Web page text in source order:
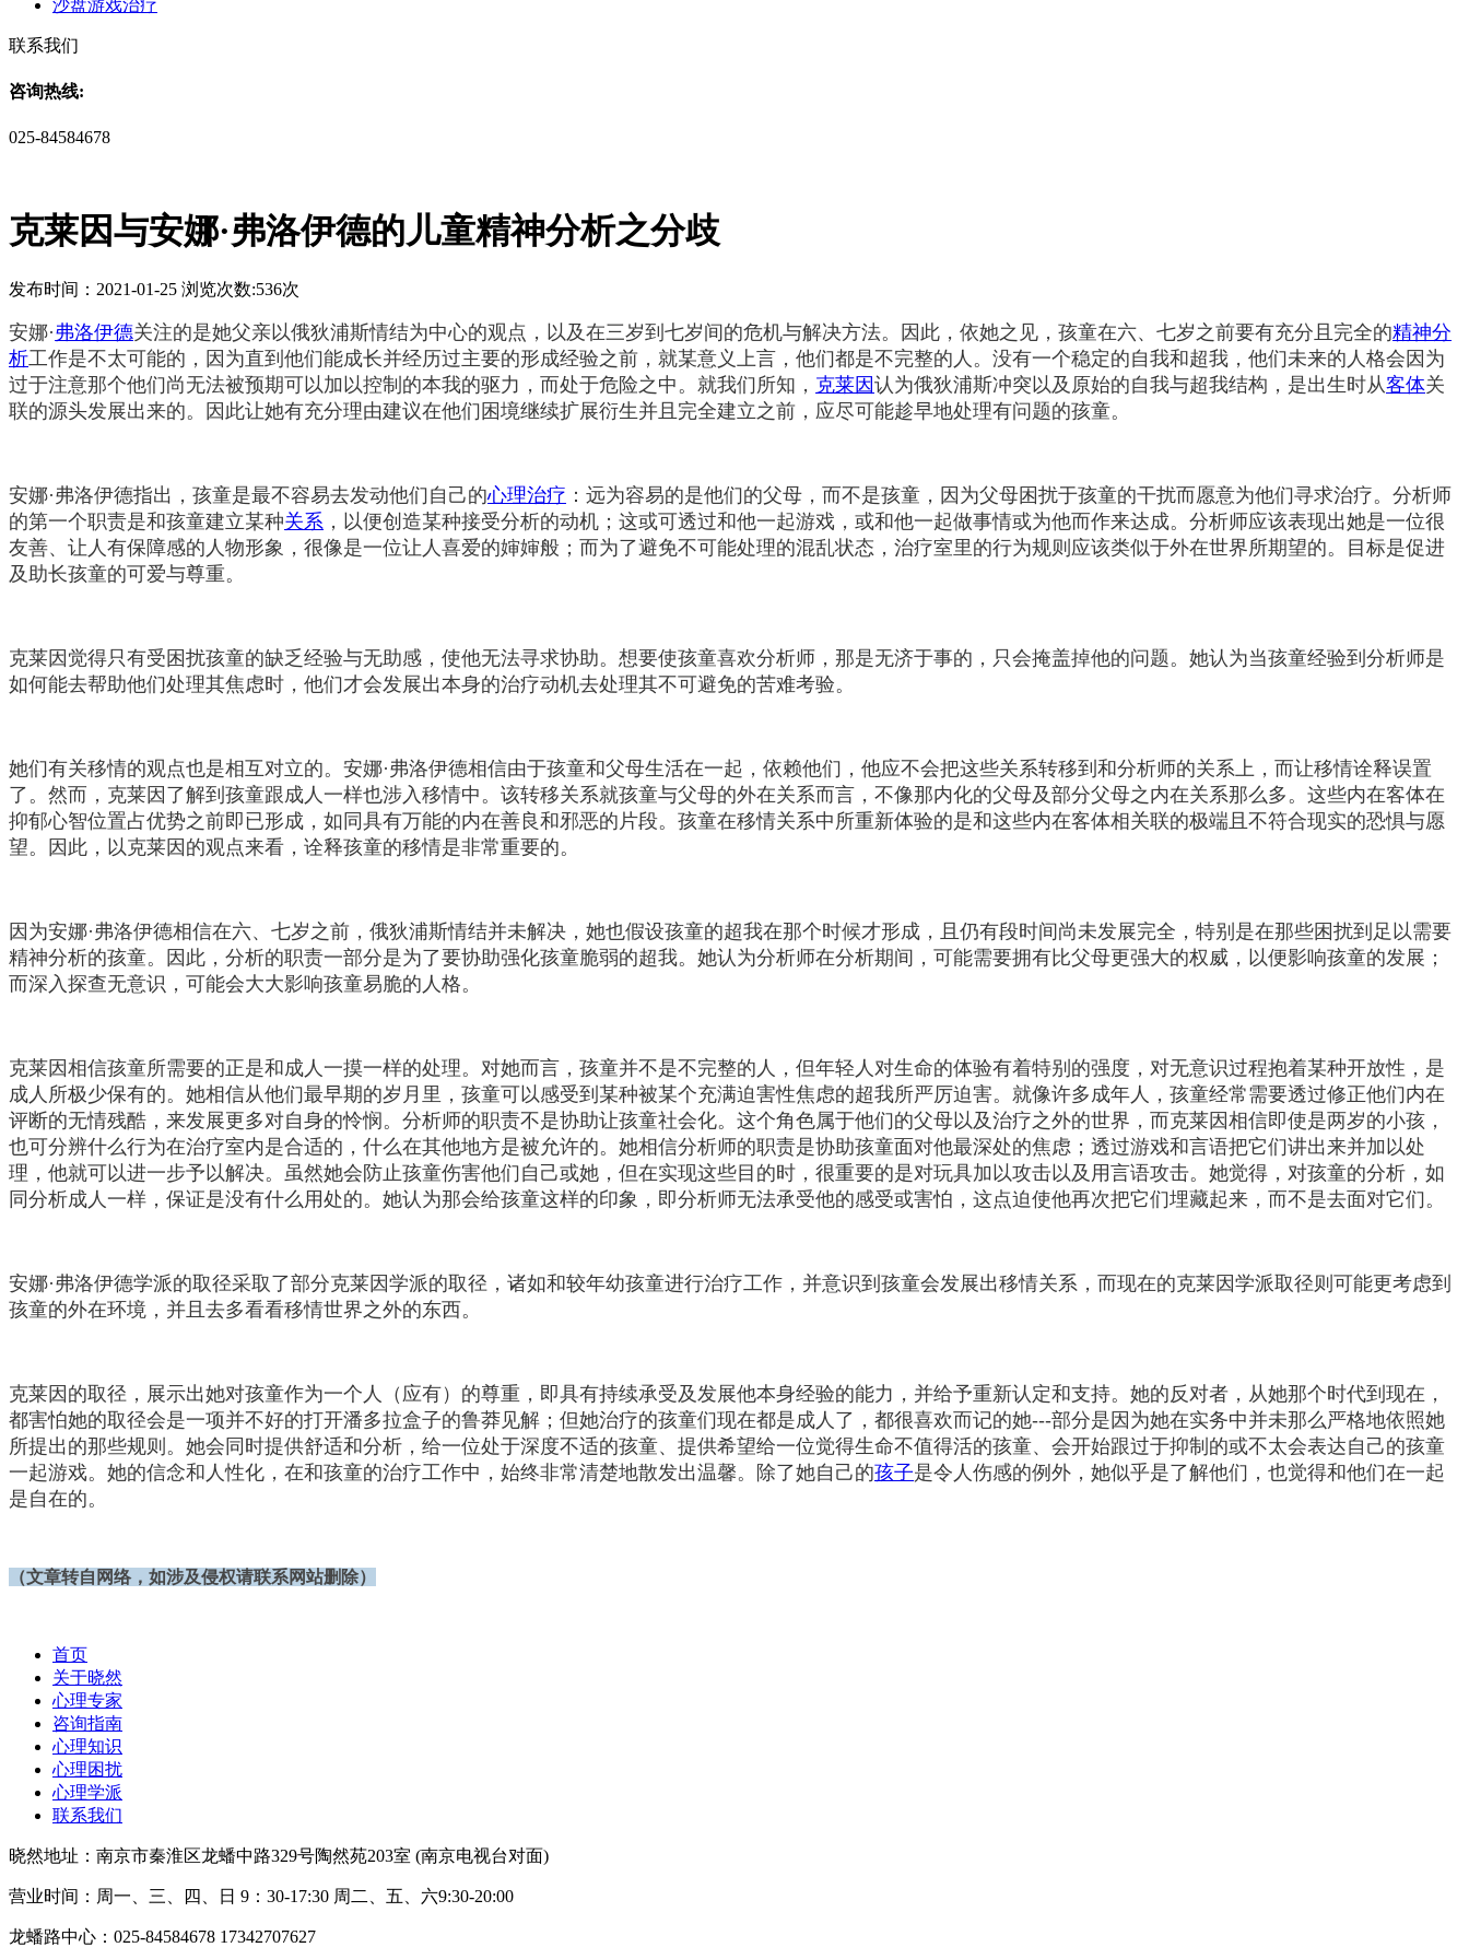
沙盘游戏治疗
联系我们
咨询热线:
025-84584678
克莱因与安娜·弗洛伊德的儿童精神分析之分歧
发布时间：2021-01-25 浏览次数:536次
安娜·弗洛伊德关注的是她父亲以俄狄浦斯情结为中心的观点，以及在三岁到七岁间的危机与解决方法。因此，依她之见，孩童在六、七岁之前要有充分且完全的精神分
析工作是不太可能的，因为直到他们能成长并经历过主要的形成经验之前，就某意义上言，他们都是不完整的人。没有一个稳定的自我和超我，他们未来的人格会因为
过于注意那个他们尚无法被预期可以加以控制的本我的驱力，而处于危险之中。就我们所知， 克莱因认为俄狄浦斯冲突以及原始的自我与超我结构，是出生时从客体关
联的源头发展出来的。因此让她有充分理由建议在他们困境继续扩展衍生并且完全建立之前，应尽可能趁早地处理有问题的孩童。
安娜·弗洛伊德指出，孩童是最不容易去发动他们自己的心理治疗 ：远为容易的是他们的父母，而不是孩童，因为父母困扰于孩童的干扰而愿意为他们寻求治疗。分析师
的第一个职责是和孩童建立某种关系 ，以便创造某种接受分析的动机；这或可透过和他一起游戏，或和他一起做事情或为他而作来达成。分析师应该表现出她是一位很
友善、让人有保障感的人物形象，很像是一位让人喜爱的婶婶般；而为了避免不可能处理的混乱状态，治疗室里的行为规则应该类似于外在世界所期望的。目标是促进
及助长孩童的可爱与尊重。
克莱因觉得只有受困扰孩童的缺乏经验与无助感，使他无法寻求协助。想要使孩童喜欢分析师，那是无济于事的，只会掩盖掉他的问题。她认为当孩童经验到分析师是
如何能去帮助他们处理其焦虑时，他们才会发展出本身的治疗动机去处理其不可避免的苦难考验。
她们有关移情的观点也是相互对立的。安娜·弗洛伊德相信由于孩童和父母生活在一起，依赖他们，他应不会把这些关系转移到和分析师的关系上，而让移情诠释误置
了。然而，克莱因了解到孩童跟成人一样也涉入移情中。该转移关系就孩童与父母的外在关系而言，不像那内化的父母及部分父母之内在关系那么多。这些内在客体在
抑郁心智位置占优势之前即已形成，如同具有万能的内在善良和邪恶的片段。孩童在移情关系中所重新体验的是和这些内在客体相关联的极端且不符合现实的恐惧与愿
望。因此，以克莱因的观点来看，诠释孩童的移情是非常重要的。
因为安娜·弗洛伊德相信在六、七岁之前，俄狄浦斯情结并未解决，她也假设孩童的超我在那个时候才形成，且仍有段时间尚未发展完全，特别是在那些困扰到足以需要
精神分析的孩童。因此，分析的职责一部分是为了要协助强化孩童脆弱的超我。她认为分析师在分析期间，可能需要拥有比父母更强大的权威，以便影响孩童的发展；
而深入探查无意识，可能会大大影响孩童易脆的人格。
克莱因相信孩童所需要的正是和成人一摸一样的处理。对她而言，孩童并不是不完整的人，但年轻人对生命的体验有着特别的强度，对无意识过程抱着某种开放性，是
成人所极少保有的。她相信从他们最早期的岁月里，孩童可以感受到某种被某个充满迫害性焦虑的超我所严厉迫害。就像许多成年人，孩童经常需要透过修正他们内在
评断的无情残酷，来发展更多对自身的怜悯。分析师的职责不是协助让孩童社会化。这个角色属于他们的父母以及治疗之外的世界，而克莱因相信即使是两岁的小孩，
也可分辨什么行为在治疗室内是合适的，什么在其他地方是被允许的。她相信分析师的职责是协助孩童面对他最深处的焦虑；透过游戏和言语把它们讲出来并加以处
理，他就可以进一步予以解决。虽然她会防止孩童伤害他们自己或她，但在实现这些目的时，很重要的是对玩具加以攻击以及用言语攻击。她觉得，对孩童的分析，如
同分析成人一样，保证是没有什么用处的。她认为那会给孩童这样的印象，即分析师无法承受他的感受或害怕，这点迫使他再次把它们埋藏起来，而不是去面对它们。
安娜·弗洛伊德学派的取径采取了部分克莱因学派的取径，诸如和较年幼孩童进行治疗工作，并意识到孩童会发展出移情关系，而现在的克莱因学派取径则可能更考虑到
孩童的外在环境，并且去多看看移情世界之外的东西。
克莱因的取径，展示出她对孩童作为一个人（应有）的尊重，即具有持续承受及发展他本身经验的能力，并给予重新认定和支持。她的反对者，从她那个时代到现在，
都害怕她的取径会是一项并不好的打开潘多拉盒子的鲁莽见解；但她治疗的孩童们现在都是成人了，都很喜欢而记的她---部分是因为她在实务中并未那么严格地依照她
所提出的那些规则。她会同时提供舒适和分析，给一位处于深度不适的孩童、提供希望给一位觉得生命不值得活的孩童、会开始跟过于抑制的或不太会表达自己的孩童
一起游戏。她的信念和人性化，在和孩童的治疗工作中，始终非常清楚地散发出温馨。除了她自己的孩子是令人伤感的例外，她似乎是了解他们，也觉得和他们在一起
是自在的。
（文章转自网络， 如涉及侵权请联系网站删除）
首页
关于晓然
心理专家
咨询指南
心理知识
心理困扰
心理学派
联系我们
晓然地址：南京市秦淮区龙蟠中路329号陶然苑203室 (南京电视台对面)
营业时间：周一、三、四、日 9：30-17:30 周二、五、六9:30-20:00
龙蟠路中心：025-84584678 17342707627